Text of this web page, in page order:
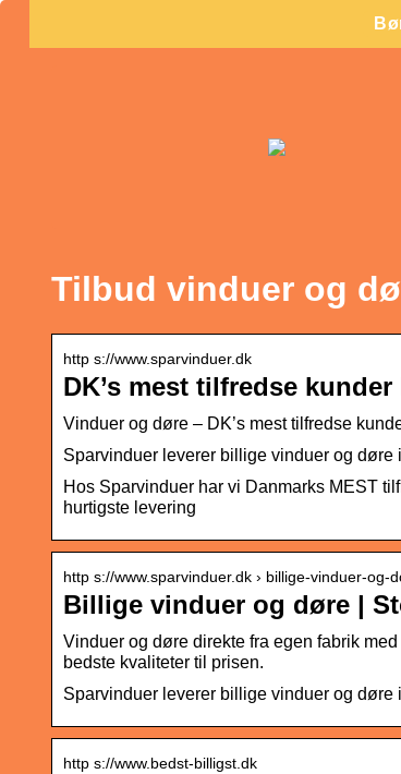
Tilbud vinduer og
http s://www.sparvinduer.dk
DK’s mest tilfredse
Vinduer og døre – DK’s mest tilfredse
Sparvinduer leverer billige vinduer og
Hos Sparvinduer har vi Danmarks MEST
hurtigste levering
http s://www.sparvinduer.dk › billige-vinduer-og-
Billige vinduer og døre |
Vinduer og døre direkte fra egen fabrik
bedste kvaliteter til prisen.
Sparvinduer leverer billige vinduer og
http s://www.bedst-billigst.dk